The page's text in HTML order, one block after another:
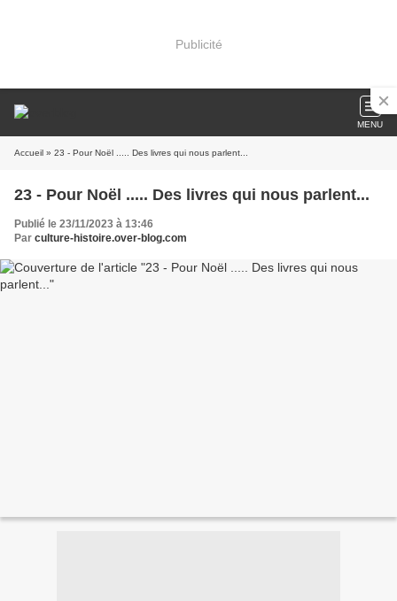
Publicité
MENU
Accueil » 23 - Pour Noël ..... Des livres qui nous parlent...
23 - Pour Noël ..... Des livres qui nous parlent...
Publié le 23/11/2023 à 13:46
Par culture-histoire.over-blog.com